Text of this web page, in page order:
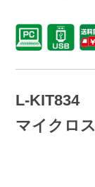
L-KIT834
マイクロ